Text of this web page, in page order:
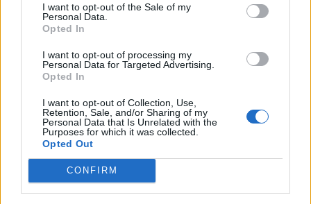
I want to opt-out of the Sale of my
Personal Data.
Opted In
I want to opt-out of processing my
Personal Data for Targeted Advertising.
Opted In
I want to opt-out of Collection, Use,
Retention, Sale, and/or Sharing of my
Personal Data that Is Unrelated with the
Purposes for which it was collected.
Opted Out
CONFIRM
RESPUESTAS
Por favor seleccione los niveles:
Palabras Conectadas Respuesta de nivel 26381
Palabras Conectadas Respuesta de nivel 26382
Palabras Conectadas Respuesta de nivel 26383
Palabras Conectadas Respuesta de nivel 26384